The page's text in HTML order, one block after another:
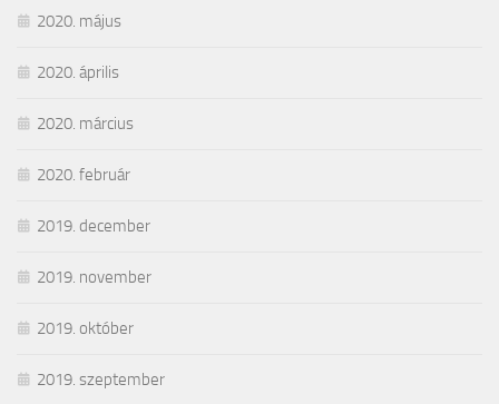
2020. május
2020. április
2020. március
2020. február
2019. december
2019. november
2019. október
2019. szeptember